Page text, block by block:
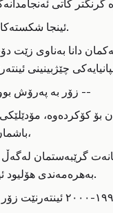
ئینجا شکستەکانیشمان.
دانا بەناوی زێت
زۆر بە پەرۆش بووین بۆی --
بۆ کۆکردەوە،
باشمان هەبوو،
گرێبەستمان
بەهرەمەندی هۆلیود ئیمزاکرد.